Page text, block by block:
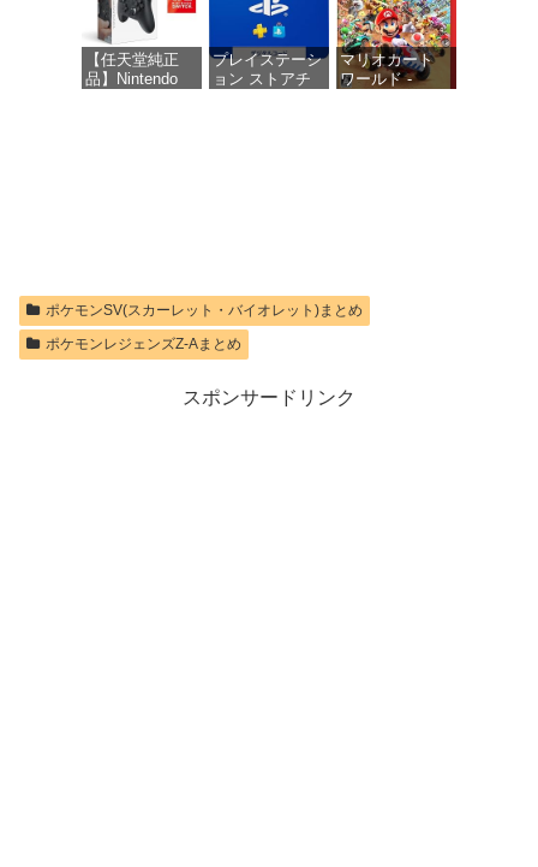
【任天堂純正
品】Nintendo
プレイステーシ
ョン ストアチ
マリオカート
ワールド -
ポケモンSV(スカーレット・バイオレット)まとめ
ポケモンレジェンズZ-Aまとめ
スポンサードリンク